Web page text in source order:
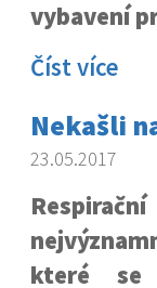
vybavení
Číst více
Nekašli
23.05.2017
které se